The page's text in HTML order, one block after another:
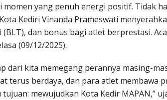
momen yang penuh energi positif. Tidak
Kediri Vinanda Prameswati
dan bonus bagi atlet berprestasi.
(09/12/2025).
dari kita memegang perannya masing-
terus berdaya, dan para atlet membawa
mewujudkan Kota Kedir MAPAN,”